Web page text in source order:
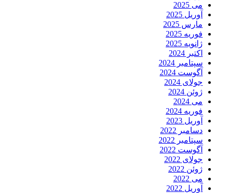
می 2025
آوریل 2025
مارس 2025
فوریه 2025
ژانویه 2025
اکتبر 2024
سپتامبر 2024
آگوست 2024
جولای 2024
ژوئن 2024
می 2024
فوریه 2024
آوریل 2023
دسامبر 2022
سپتامبر 2022
آگوست 2022
جولای 2022
ژوئن 2022
می 2022
آوریل 2022